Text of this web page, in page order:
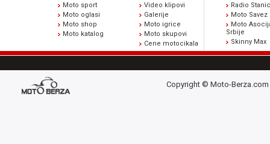
Moto sport
Moto oglasi
Moto shop
Moto katalog
Video klipovi
Galerije
Moto igrice
Moto skupovi
Cene motocikala
Radio
Moto Savez
Moto
Srbije
Skinny Max
Copyright © Moto-Berza.com